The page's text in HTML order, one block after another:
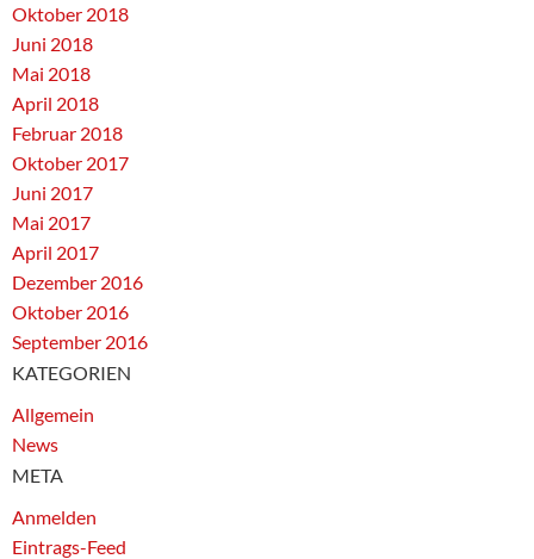
Oktober 2018
Juni 2018
Mai 2018
April 2018
Februar 2018
Oktober 2017
Juni 2017
Mai 2017
April 2017
Dezember 2016
Oktober 2016
September 2016
KATEGORIEN
Allgemein
News
META
Anmelden
Eintrags-Feed